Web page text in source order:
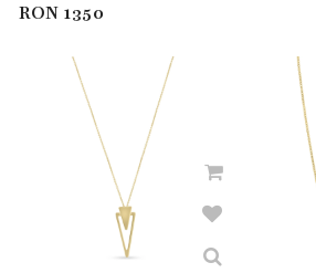
RON1350